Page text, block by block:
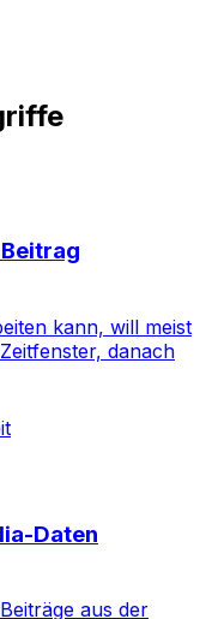
kann, will meist
danach
Daten
aus der